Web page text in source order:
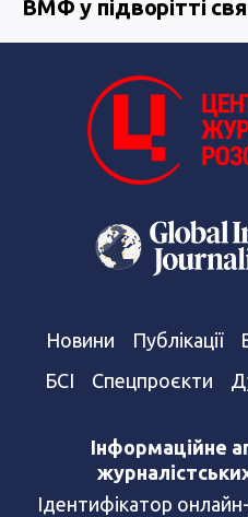
ВМФ у підворітті
Новини Публікації
БСІ
Спецпроєкти
Інформаційне
Ідентифікатор